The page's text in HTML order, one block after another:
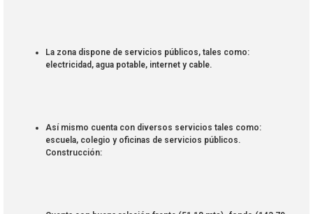
La zona dispone de servicios públicos, tales como:
electricidad, agua potable, internet y cable.
Así mismo cuenta con diversos servicios tales como:
escuela, colegio y oficinas de servicios públicos.
Construcción: